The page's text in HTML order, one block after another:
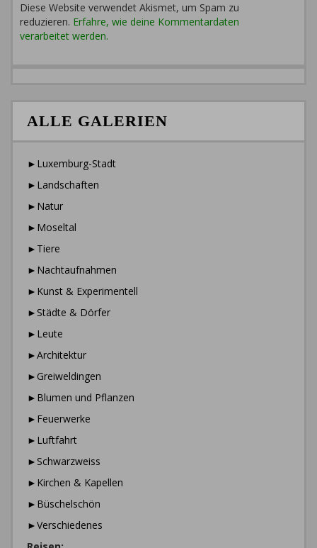
Diese Website verwendet Akismet, um Spam zu
reduzieren. Erfahre, wie deine Kommentardaten
verarbeitet werden.
ALLE GALERIEN
►Luxemburg-Stadt
►Landschaften
►Natur
►Moseltal
►Tiere
►Nachtaufnahmen
►Kunst & Experimentell
►Städte & Dörfer
►Leute
►Architektur
►Greiweldingen
►Blumen und Pflanzen
►Feuerwerke
►Luftfahrt
►Schwarzweiss
►Kirchen & Kapellen
►Büschelschön
►Verschiedenes